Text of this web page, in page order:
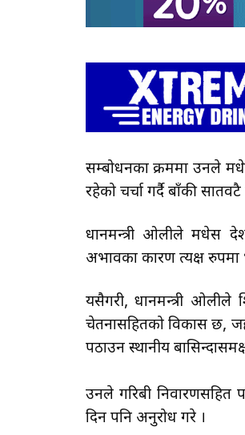
सम्बोधनका क्रममा उनले
रहेको चर्चा गर्दै बाँकी
प्रधानमन्त्री ओलीले मधेस
अभावका कारण प्रत्यक्ष रुपमा
यसैगरी, प्रधानमन्त्री
चेतनासहितको विकास छ,
पठाउन स्थानीय
उनले गरिबी निवारणसहित
दिन पनि अनुरोध गरे ।